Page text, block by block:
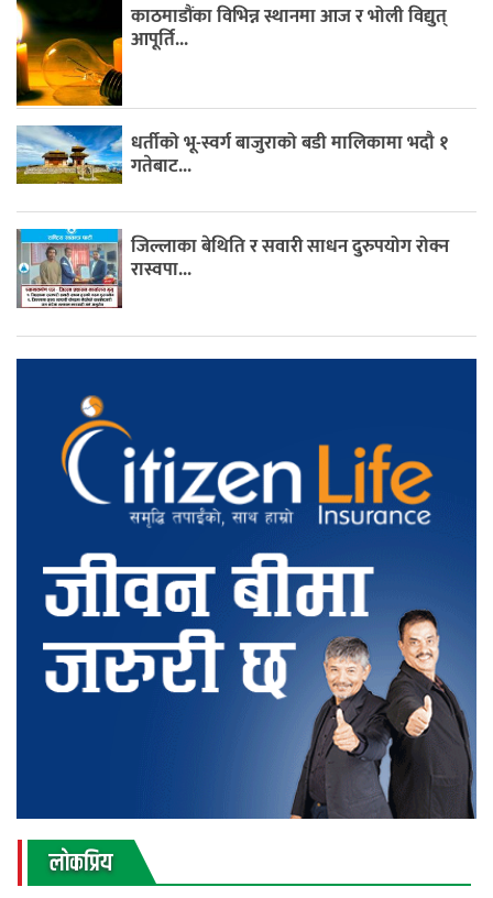
काठमाडौंका विभिन्न स्थानमा आज र भोली विद्युत्
आपूर्ति...
धर्तीको भू-स्वर्ग बाजुराको बडी मालिकामा भदौ १
गतेबाट...
जिल्लाका बेथिति र सवारी साधन दुरुपयोग रोक्न
रास्वपा...
लाेकप्रिय